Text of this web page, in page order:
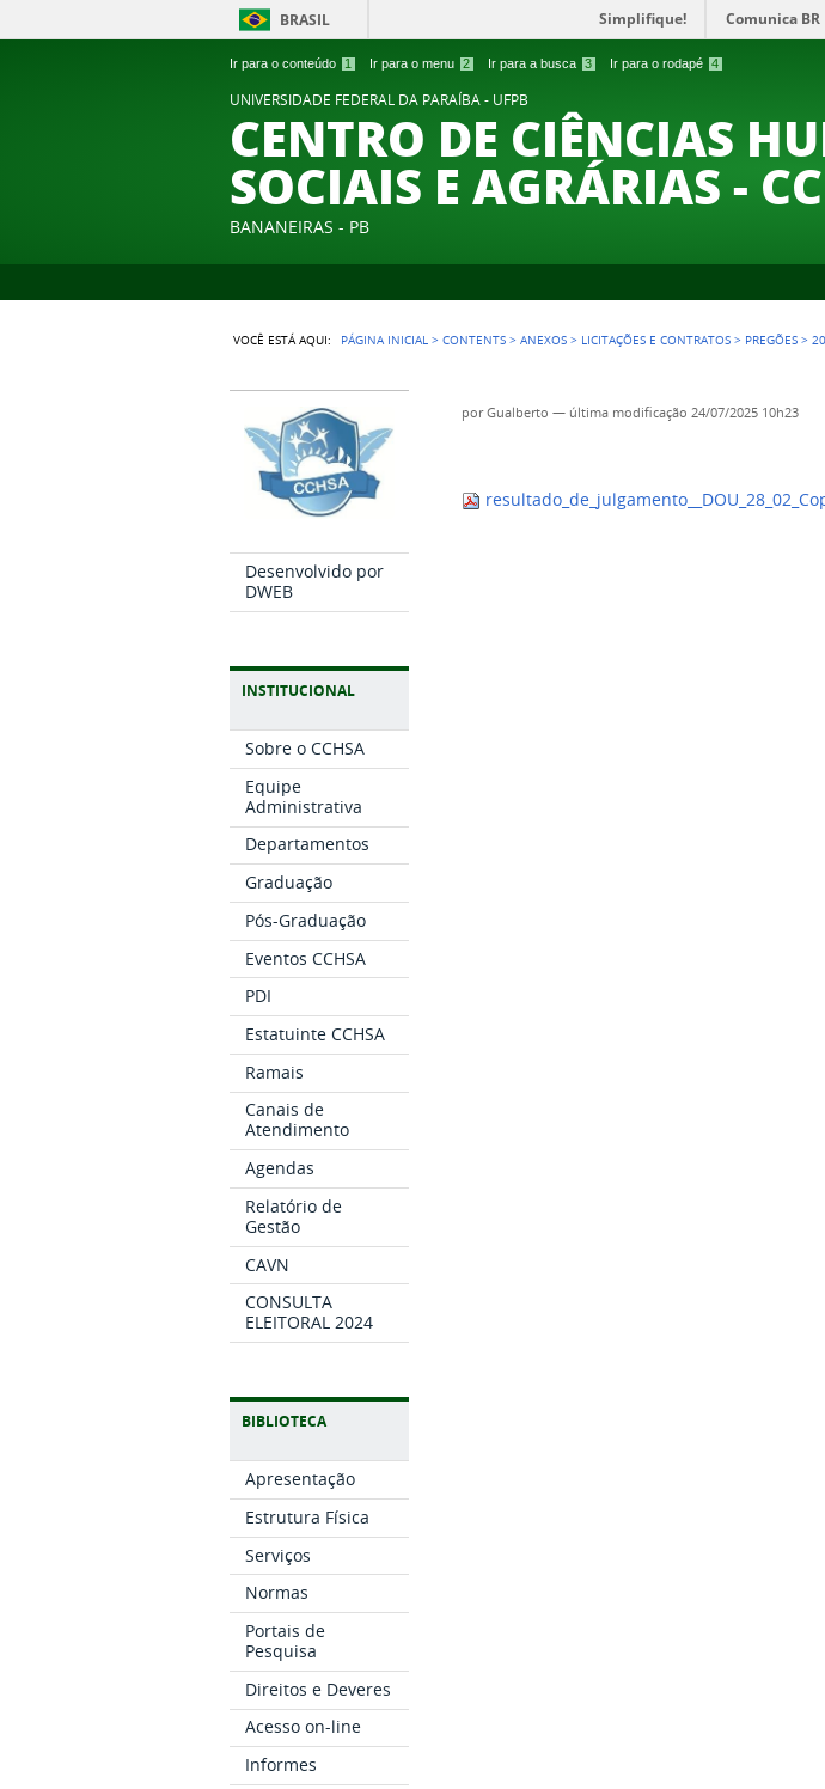
Ir para o conteúdo 1 Ir para o menu 2 Ir para a busca 3 Ir para o rodapé 4
BRASIL Simplifique! Comunica BR
UNIVERSIDADE FEDERAL DA PARAÍBA - UFPB
CENTRO DE CIÊNCIAS
SOCIAIS E AGRÁRIAS -
BANANEIRAS - PB
VOCÊ ESTÁ AQUI: PÁGINA INICIAL >CONTENTS >ANEXOS > LICITAÇÕES E CONTRATOS > PREGÕES >
Desenvolvido por
DWEB
INSTITUCIONAL
Sobre o CCHSA
Equipe
Administrativa
Departamentos
Graduação
Pós-Graduação
Eventos CCHSA
PDI
Estatuinte CCHSA
Ramais
Canais de
Atendimento
Agendas
Relatório de
Gestão
CAVN
CONSULTA
ELEITORAL 2024
BIBLIOTECA
Apresentação
Estrutura Física
Serviços
Normas
Portais de
Pesquisa
Direitos e Deveres
Acesso on-line
Informes
porGualberto — última modificação 24/07/2025 10h23